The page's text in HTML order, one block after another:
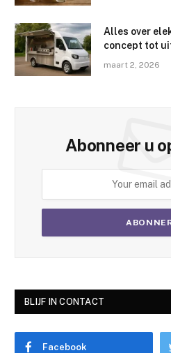
Alles over
concept tot
maart 2, 2026
Abonneer u
BLIJF IN CONTACT
Facebook